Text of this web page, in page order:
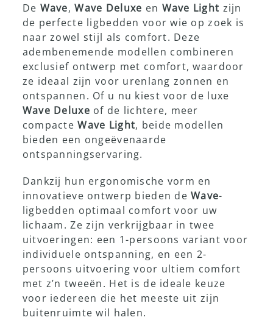
Over ons
Contact
Showroom
De Wave,Wave Deluxe en Wave Light zijn
de perfecte ligbedden voor wie op zoek is
naar zowel stijl als comfort. Deze
adembenemende modellen combineren
exclusief ontwerp met comfort, waardoor
ze ideaal zijn voor urenlang zonnen en
ontspannen. Of u nu kiest voor de luxe
Wave Deluxe of de lichtere, meer
compacteWave Light, beide modellen
bieden een ongeëvenaarde
ontspanningservaring.
Dankzij hun ergonomische vorm en
innovatieve ontwerp bieden deWave-
ligbedden optimaal comfort voor uw
lichaam. Ze zijn verkrijgbaar in twee
uitvoeringen: een 1-persoons variant voor
individuele ontspanning, en een 2-
persoons uitvoering voor ultiem comfort
met z’n tweeën. Het is de ideale keuze
voor iedereen die het meeste uit zijn
buitenruimte wil halen.